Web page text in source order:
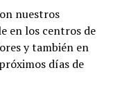
nuestros
en los centros de
y también en
días de